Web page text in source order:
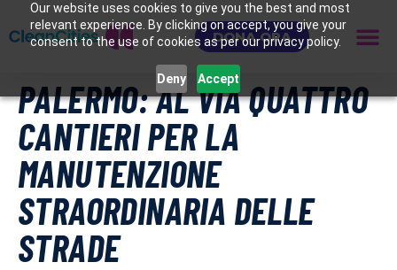
Our website uses cookies to give you the best and most
relevant experience. By clicking on accept, you give your
consent to the use of cookies as per our privacy policy.
Deny Accept
DONA ORA
PALERMO: AL VIA QUATTRO
CANTIERI PER LA
MANUTENZIONE
STRAORDINARIA DELLE
STRADE